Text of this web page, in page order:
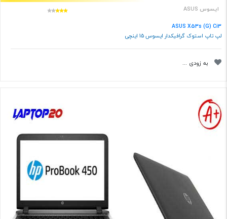
ایسوس ASUS
ASUS X53s (G) Ci3
لپ تاپ استوک گرافیکدار ایسوس 15 اینچی
به زودی ...